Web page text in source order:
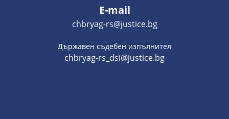
E-mail
chbryag-rs@justice.bg
Държавен съдебен изпълнител
chbryag-rs_dsi@justice.bg